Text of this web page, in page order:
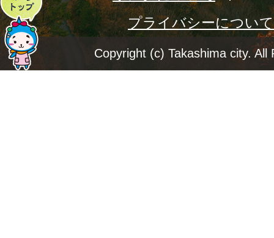
ー
ジ
プライバシーについて
Copyright (c) Takashima city. All